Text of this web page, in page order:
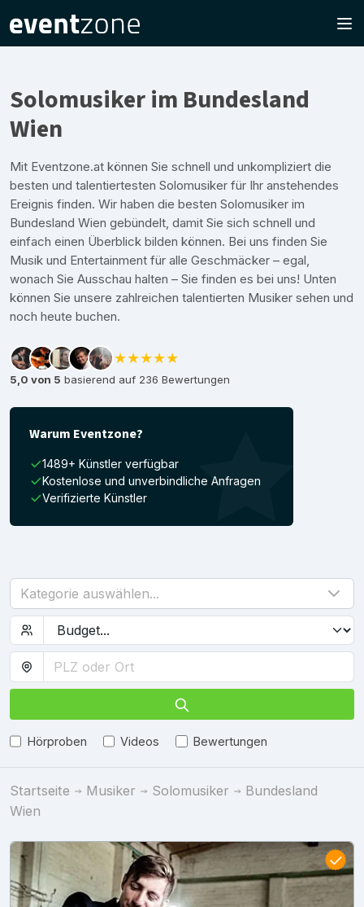
Solomusiker im Bundesland
Wien
Mit Eventzone.at können Sie schnell und unkompliziert die
besten und talentiertesten Solomusiker für Ihr anstehendes
Ereignis finden. Wir haben die besten Solomusiker im
Bundesland Wien gebündelt, damit Sie sich schnell und
einfach einen Überblick bilden können. Bei uns finden Sie
Musik und Entertainment für alle Geschmäcker – egal,
wonach Sie Ausschau halten – Sie finden es bei uns! Unten
können Sie unsere zahlreichen talentierten Musiker sehen und
noch heute buchen.
★★★★★
5,0 von 5 basierend auf 236 Bewertungen
Warum Eventzone?
1489+ Künstler verfügbar
Kostenlose und unverbindliche Anfragen
Verifizierte Künstler
Kategorie auswählen...
Hörproben Videos Bewertungen
Startseite Musiker Solomusiker
Bundesland
Wien